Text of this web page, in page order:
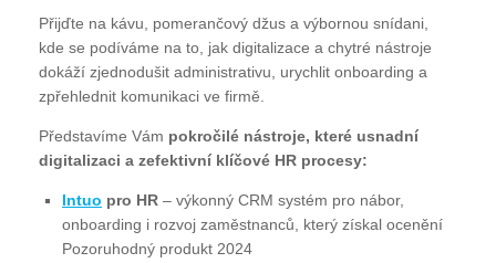
Přijďte na kávu, pomerančový džus a výbornou snídani,
kde se podíváme na to, jak digitalizace a chytré nástroje
dokáží zjednodušit administrativu, urychlit onboarding a
zpřehlednit komunikaci ve firmě.
Představíme Vám pokročilé nástroje, které usnadní
digitalizaci a zefektivní klíčové HR procesy:
Intuo pro HR – výkonný CRM systém pro nábor,
onboarding i rozvoj zaměstnanců, který získal ocenění
Pozoruhodný produkt 2024